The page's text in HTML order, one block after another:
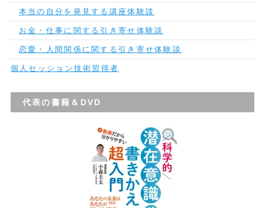
本当の自分を発見する講座体験談
お金・仕事に関する引き寄せ体験談
恋愛・人間関係に関する引き寄せ体験談
個人セッション技術習得者
代表の書籍＆DVD